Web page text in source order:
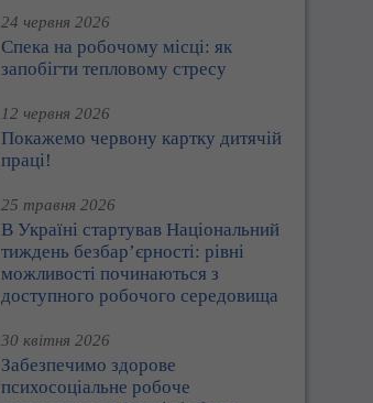
24 червня 2026
Спека на робочому місці: як
запобігти тепловому стресу
12 червня 2026
Покажемо червону картку дитячій
праці!
25 травня 2026
В Україні стартував Національний
тиждень безбар’єрності: рівні
можливості починаються з
доступного робочого середовища
30 квітня 2026
Забезпечимо здорове
психосоціальне робоче